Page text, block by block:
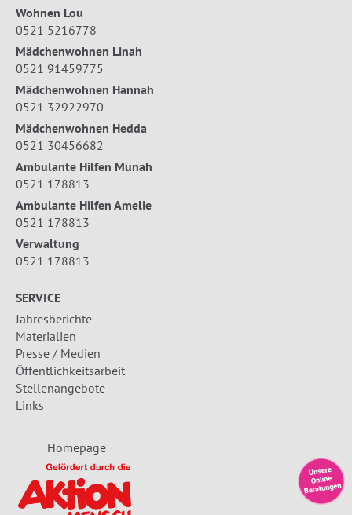
Wohnen Lou
0521 5216778
Mädchenwohnen Linah
0521 91459775
Mädchenwohnen Hannah
0521 32922970
Mädchenwohnen Hedda
0521 30456682
Ambulante Hilfen Munah
0521 178813
Ambulante Hilfen Amelie
0521 178813
Verwaltung
0521 178813
SERVICE
Jahresberichte
Materialien
Presse / Medien
Öffentlichkeitsarbeit
Stellenangebote
Links
Homepage